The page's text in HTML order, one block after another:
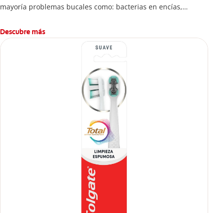
mayoría problemas bucales como: bacterias en encías,
caries.
Descubre más